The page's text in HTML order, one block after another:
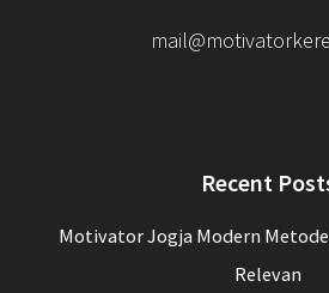
Recent
Motivator Jogja Modern
Relevan